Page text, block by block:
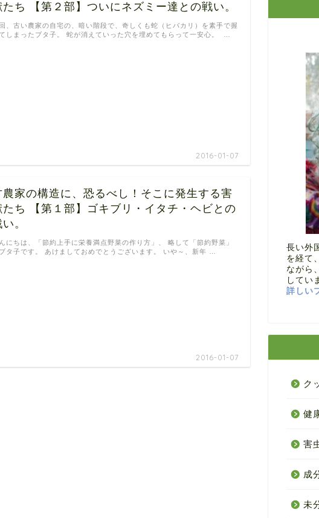
たち 【第２部】ついにネズミー達との戦い。
2016-01-07
、古い農家の自宅の、暗い階段で、奇しくも蛇（ヒバカリ）を素手で握
しまったブタ子。 蛇が消えていった穴を埋めてもらって一安心。 …
農家の構造に、恐るべし！そこに発生する害
たち 【第１部】ゴキブリ・イタチ・ヘビとの
。
2016-01-07
にちは、「節約上手に栄養満点野菜の作り方」、 略して「節約野菜」
タ子です。 あけましておめでとうございます。 いや～、新年 …
長い外
を経て
ながら
してい
詳しい
ク
健
害
成
未